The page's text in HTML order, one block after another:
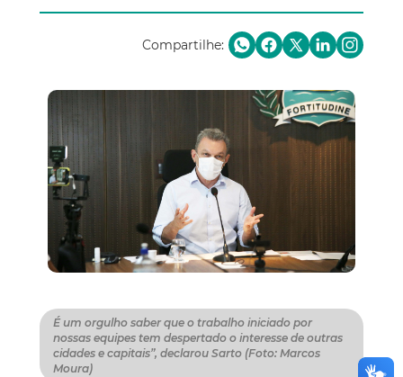
Compartilhe:
É um orgulho saber que o trabalho iniciado por
nossas equipes tem despertado o interesse de outras
cidades e capitais”, declarou Sarto (Foto: Marcos
Moura)